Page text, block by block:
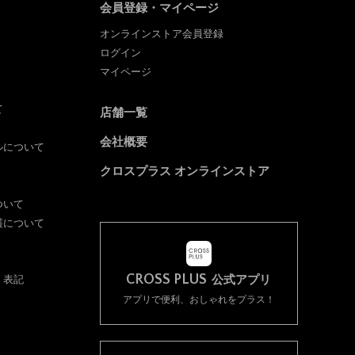
について
いて
について
表記
会員登録・マイページ
オンラインストア会員登録
ログイン
マイページ
店舗一覧
会社概要
クロスプラス オンラインストア
CROSS PLUS 公式アプリ
アプリで便利、おしゃれをプラス！